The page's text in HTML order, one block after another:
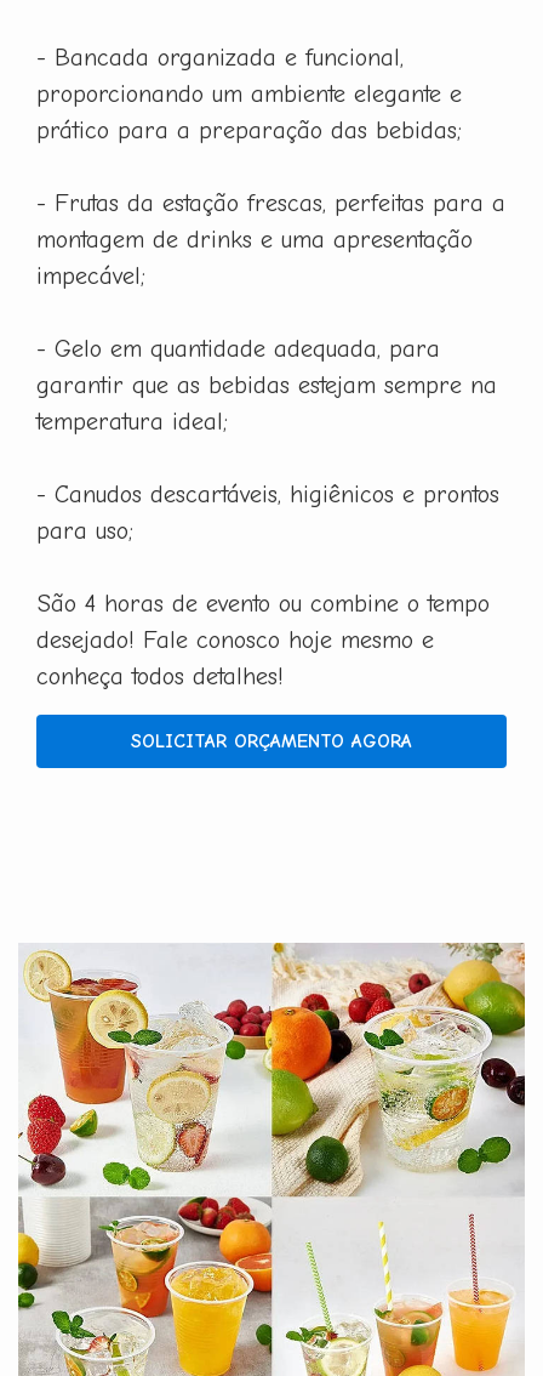
- Bancada organizada e funcional,
proporcionando um ambiente elegante e
prático para a preparação das bebidas;
- Frutas da estação frescas, perfeitas para a
montagem de drinks e uma apresentação
impecável;
- Gelo em quantidade adequada, para
garantir que as bebidas estejam sempre na
temperatura ideal;
- Canudos descartáveis, higiênicos e prontos
para uso;
São 4 horas de evento ou combine o tempo
desejado! Fale conosco hoje mesmo e
conheça todos detalhes!
SOLICITAR ORÇAMENTO AGORA